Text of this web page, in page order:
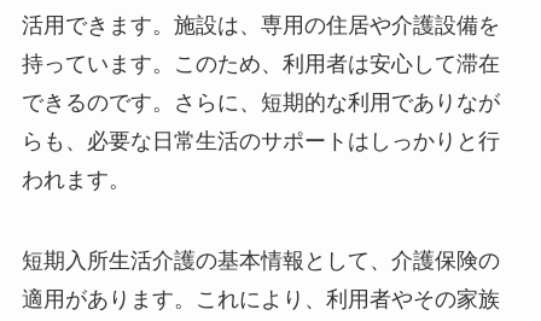
活用できます。施設は、専用の住居や介護設備を
持っています。このため、利用者は安心して滞在
できるのです。さらに、短期的な利用でありなが
らも、必要な日常生活のサポートはしっかりと行
われます。
短期入所生活介護の基本情報として、介護保険の
適用があります。これにより、利用者やその家族